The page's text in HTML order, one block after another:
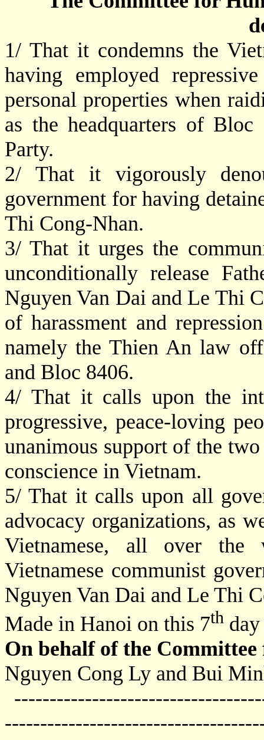
1/ That it condemns the
having employed
personal properties when
as the headquarters of
Party.
2/ That it vigorously
government for having
Thi Cong-Nhan.
3/ That it urges the
unconditionally release
Nguyen Van Dai and Le Thi
of harassment and
namely the Thien An law
and Bloc 8406.
4/ That it calls upon the
progressive, peace-loving
unanimous support of the
conscience in Vietnam.
5/ That it calls upon all
advocacy organizations, as
Vietnamese, all over the
Vietnamese communist
Nguyen Van Dai and Le Thi
Made in Hanoi on this 7th
On behalf of the
Nguyen Cong Ly and Bui